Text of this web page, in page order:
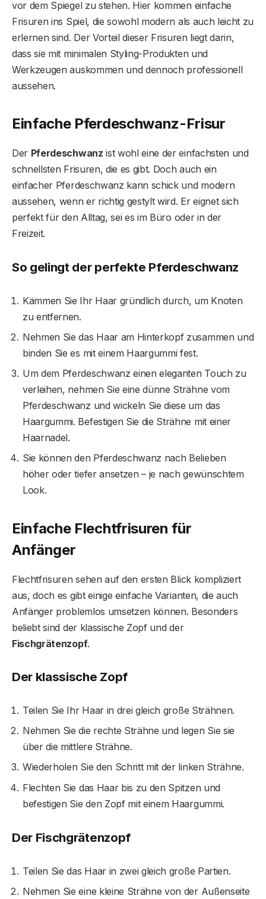
vor dem Spiegel zu stehen. Hier kommen einfache
Frisuren ins Spiel, die sowohl modern als auch leicht zu
erlernen sind. Der Vorteil dieser Frisuren liegt darin,
dass sie mit minimalen Styling-Produkten und
Werkzeugen auskommen und dennoch professionell
aussehen.
Einfache Pferdeschwanz-Frisur
Der Pferdeschwanz ist wohl eine der einfachsten und
schnellsten Frisuren, die es gibt. Doch auch ein
einfacher Pferdeschwanz kann schick und modern
aussehen, wenn er richtig gestylt wird. Er eignet sich
perfekt für den Alltag, sei es im Büro oder in der
Freizeit.
So gelingt der perfekte Pferdeschwanz
Kämmen Sie Ihr Haar gründlich durch, um Knoten
zu entfernen.
Nehmen Sie das Haar am Hinterkopf zusammen und
binden Sie es mit einem Haargummi fest.
Um dem Pferdeschwanz einen eleganten Touch zu
verleihen, nehmen Sie eine dünne Strähne vom
Pferdeschwanz und wickeln Sie diese um das
Haargummi. Befestigen Sie die Strähne mit einer
Haarnadel.
Sie können den Pferdeschwanz nach Belieben
höher oder tiefer ansetzen – je nach gewünschtem
Look.
Einfache Flechtfrisuren für
Anfänger
Flechtfrisuren sehen auf den ersten Blick kompliziert
aus, doch es gibt einige einfache Varianten, die auch
Anfänger problemlos umsetzen können. Besonders
beliebt sind der klassische Zopf und der
Fischgrätenzopf.
Der klassische Zopf
Teilen Sie Ihr Haar in drei gleich große Strähnen.
Nehmen Sie die rechte Strähne und legen Sie sie
über die mittlere Strähne.
Wiederholen Sie den Schritt mit der linken Strähne.
Flechten Sie das Haar bis zu den Spitzen und
befestigen Sie den Zopf mit einem Haargummi.
Der Fischgrätenzopf
Teilen Sie das Haar in zwei gleich große Partien.
Nehmen Sie eine kleine Strähne von der Außenseite